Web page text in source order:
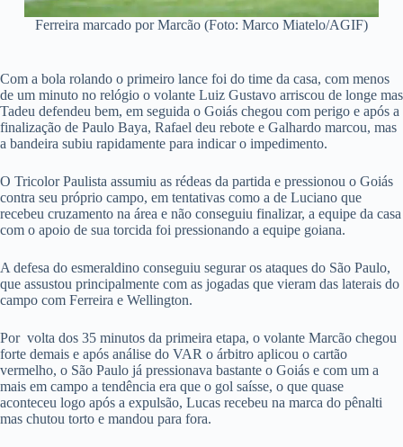
Ferreira marcado por Marcão (Foto: Marco Miatelo/AGIF)
Com a bola rolando o primeiro lance foi do time da casa, com menos
de um minuto no relógio o volante Luiz Gustavo arriscou de longe mas
Tadeu defendeu bem, em seguida o Goiás chegou com perigo e após a
finalização de Paulo Baya, Rafael deu rebote e Galhardo marcou, mas
a bandeira subiu rapidamente para indicar o impedimento.
O Tricolor Paulista assumiu as rédeas da partida e pressionou o Goiás
contra seu próprio campo, em tentativas como a de Luciano que
recebeu cruzamento na área e não conseguiu finalizar, a equipe da casa
com o apoio de sua torcida foi pressionando a equipe goiana.
A defesa do esmeraldino conseguiu segurar os ataques do São Paulo,
que assustou principalmente com as jogadas que vieram das laterais do
campo com Ferreira e Wellington.
Por volta dos 35 minutos da primeira etapa, o volante Marcão chegou
forte demais e após análise do VAR o árbitro aplicou o cartão
vermelho, o São Paulo já pressionava bastante o Goiás e com um a
mais em campo a tendência era que o gol saísse, o que quase
aconteceu logo após a expulsão, Lucas recebeu na marca do pênalti
mas chutou torto e mandou para fora.